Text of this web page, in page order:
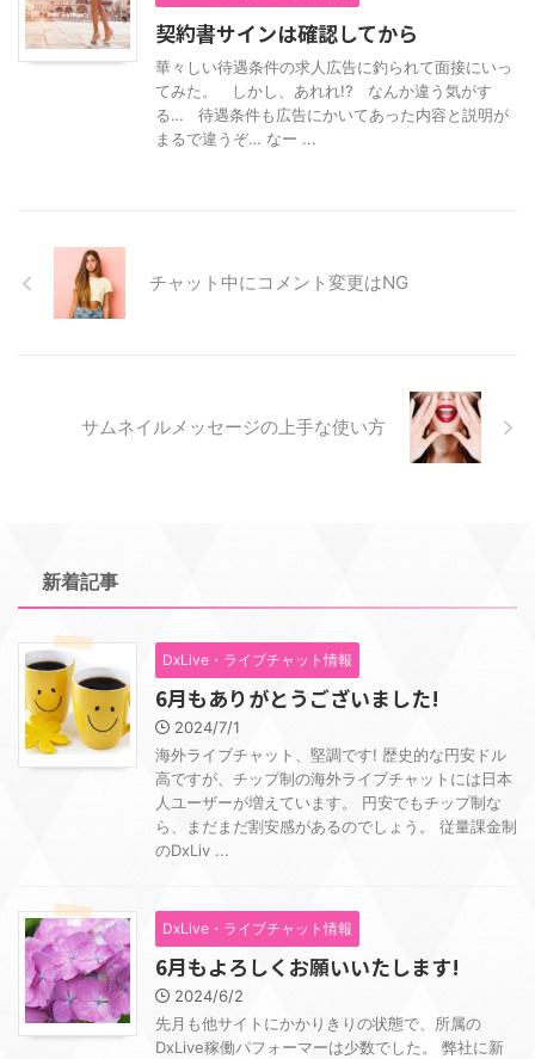
契約書サインは確認してから
華々しい待遇条件の求人広告に釣られて面接にいっ
てみた。 しかし、あれれ!? なんか違う気がす
る… 待遇条件も広告にかいてあった内容と説明が
まるで違うぞ… なー ...
チャット中にコメント変更はNG
サムネイルメッセージの上手な使い方
新着記事
DxLive・ライブチャット情報
6月もありがとうございました!
2024/7/1
海外ライブチャット、堅調です! 歴史的な円安ドル
高ですが、チップ制の海外ライブチャットには日本
人ユーザーが増えています。 円安でもチップ制な
ら、まだまだ割安感があるのでしょう。 従量課金制
のDxLiv ...
DxLive・ライブチャット情報
6月もよろしくお願いいたします!
2024/6/2
先月も他サイトにかかりきりの状態で、所属の
DxLive稼働パフォーマーは少数でした。 弊社に新